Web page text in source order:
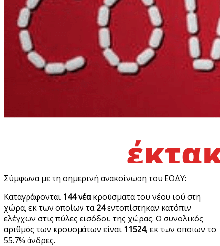
Σύμφωνα με τη σημερινή ανακοίνωση του ΕΟΔΥ:
Καταγράφονται 144 νέακρούσματα του νέου ιού στη
χώρα, εκ των οποίων τα24εντοπίστηκαν κατόπιν
ελέγχων στις πύλες εισόδου της χώρας. Ο συνολικός
αριθμός των κρουσμάτων είναι 11524, εκ των οποίων το
55.7% άνδρες.